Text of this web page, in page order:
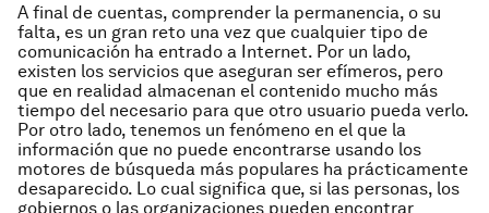
A final de cuentas, comprender la permanencia, o su
falta, es un gran reto una vez que cualquier tipo de
comunicación ha entrado a Internet. Por un lado,
existen los servicios que aseguran ser efímeros, pero
que en realidad almacenan el contenido mucho más
tiempo del necesario para que otro usuario pueda verlo.
Por otro lado, tenemos un fenómeno en el que la
información que no puede encontrarse usando los
motores de búsqueda más populares ha prácticamente
desaparecido. Lo cual significa que, si las personas, los
gobiernos o las organizaciones pueden encontrar